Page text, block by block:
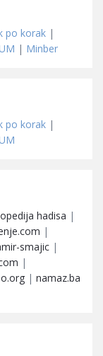
po korak |
| Minber
po korak |
hadisa |
|
smajic |
|
| namaz.ba